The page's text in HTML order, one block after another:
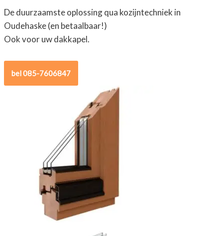
De duurzaamste oplossing qua kozijntechniek in
Oudehaske (en betaalbaar!)
Ook voor uw dakkapel.
bel 085-7606847